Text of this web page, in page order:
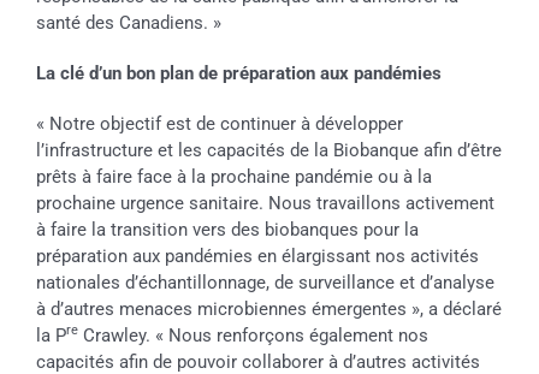
santé des Canadiens. »
La clé d’un bon plan de préparation aux pandémies
« Notre objectif est de continuer à développer
l’infrastructure et les capacités de la Biobanque afin d’être
prêts à faire face à la prochaine pandémie ou à la
prochaine urgence sanitaire. Nous travaillons activement
à faire la transition vers des biobanques pour la
préparation aux pandémies en élargissant nos activités
nationales d’échantillonnage, de surveillance et d’analyse
à d’autres menaces microbiennes émergentes », a déclaré
la PreCrawley. « Nous renforçons également nos
capacités afin de pouvoir collaborer à d’autres activités